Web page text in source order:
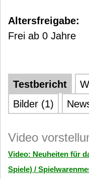
Altersfreigabe:
Frei ab 0 Jahre
Testbericht
Bilder (1)
Video
Video: Neuheiten für
Spiele) /